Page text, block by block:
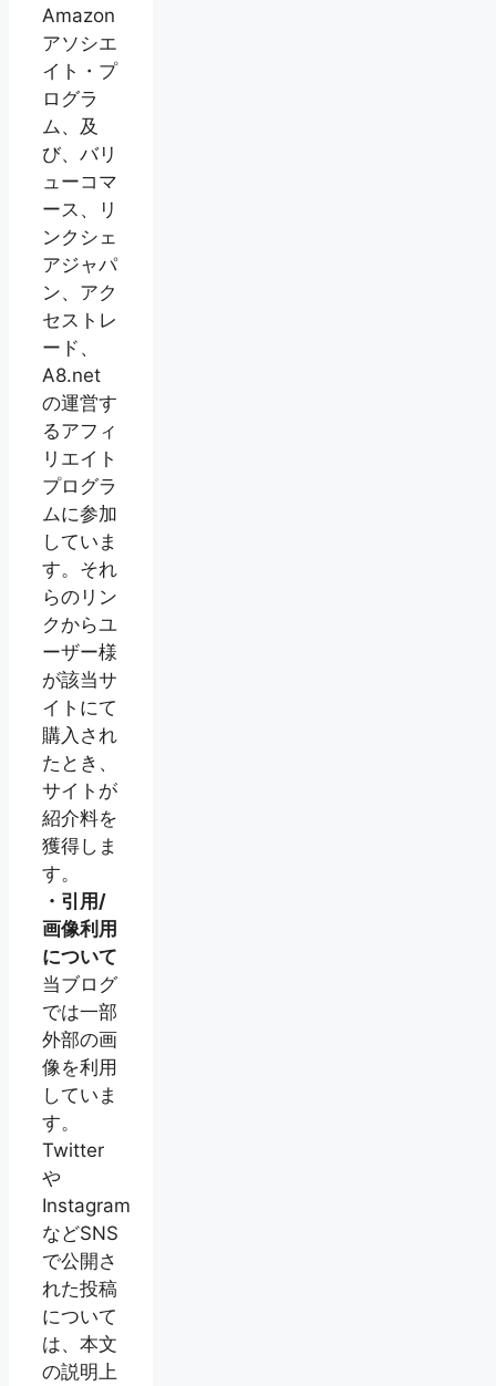
Amazon
アソシエ
イト・プ
ログラ
ム、及
び、バリ
ューコマ
ース、リ
ンクシェ
アジャパ
ン、アク
セストレ
ード、
A8.net
の運営す
るアフィ
リエイト
プログラ
ムに参加
していま
す。それ
らのリン
クからユ
ーザー様
が該当サ
イトにて
購入され
たとき、
サイトが
紹介料を
獲得しま
す。
・引用/
画像利用
について
当ブログ
では一部
外部の画
像を利用
していま
す。
Twitter
や
Instagram
などSNS
で公開さ
れた投稿
について
は、本文
の説明上